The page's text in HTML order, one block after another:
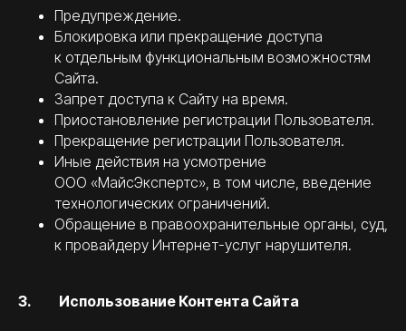
Предупреждение.
Блокировка или прекращение доступа
к отдельным функциональным возможностям
Сайта.
Запрет доступа к Сайту на время.
Приостановление регистрации Пользователя.
Прекращение регистрации Пользователя.
Иные действия на усмотрение
ООО «МайсЭкспертс», в том числе, введение
технологических ограничений.
Обращение в правоохранительные органы, суд,
к провайдеру Интернет-услуг нарушителя.
3. Использование Контента Сайта